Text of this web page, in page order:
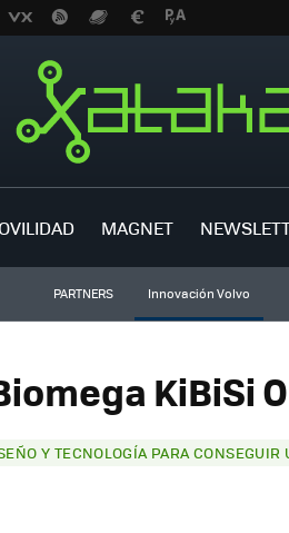
MAGNET
PARTNERS Innovación Volvo
KiBiSi
Y TECNOLOGÍA PARA